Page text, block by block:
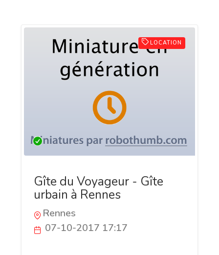
LOCATION
Gîte du Voyageur - Gîte
urbain à Rennes
Rennes
07-10-2017 17:17